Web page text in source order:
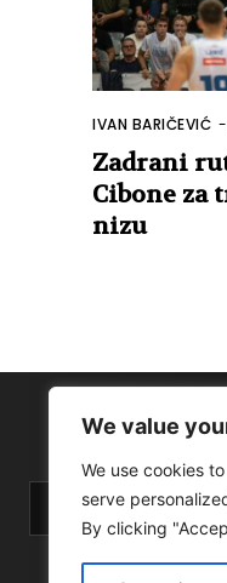
We value
We use cookies
serve
By clicking
IVAN BARIČEVIĆ -
Zadrani
Cibone za
nizu